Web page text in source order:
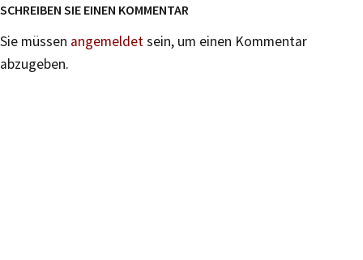
SCHREIBEN SIE EINEN KOMMENTAR
Sie müssen angemeldetsein, um einen Kommentar
abzugeben.